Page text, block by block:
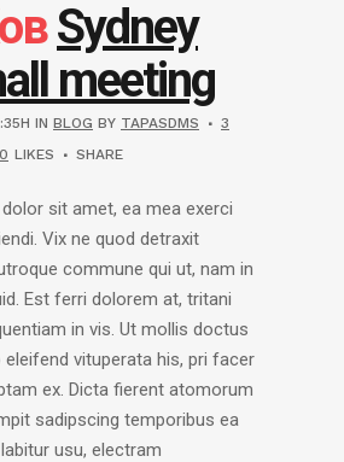
Sydney
meeting
IN BLOG BY TAPASDMS
3
0 LIKES SHARE
sit amet, ea mea exerci
Vix ne quod detraxit
commune qui ut, nam in
Est ferri dolorem at, tritani
in vis. Ut mollis doctus
eleifend vituperata his, pri facer
ex. Dicta fierent atomorum
sadipscing temporibus ea
usu, electram